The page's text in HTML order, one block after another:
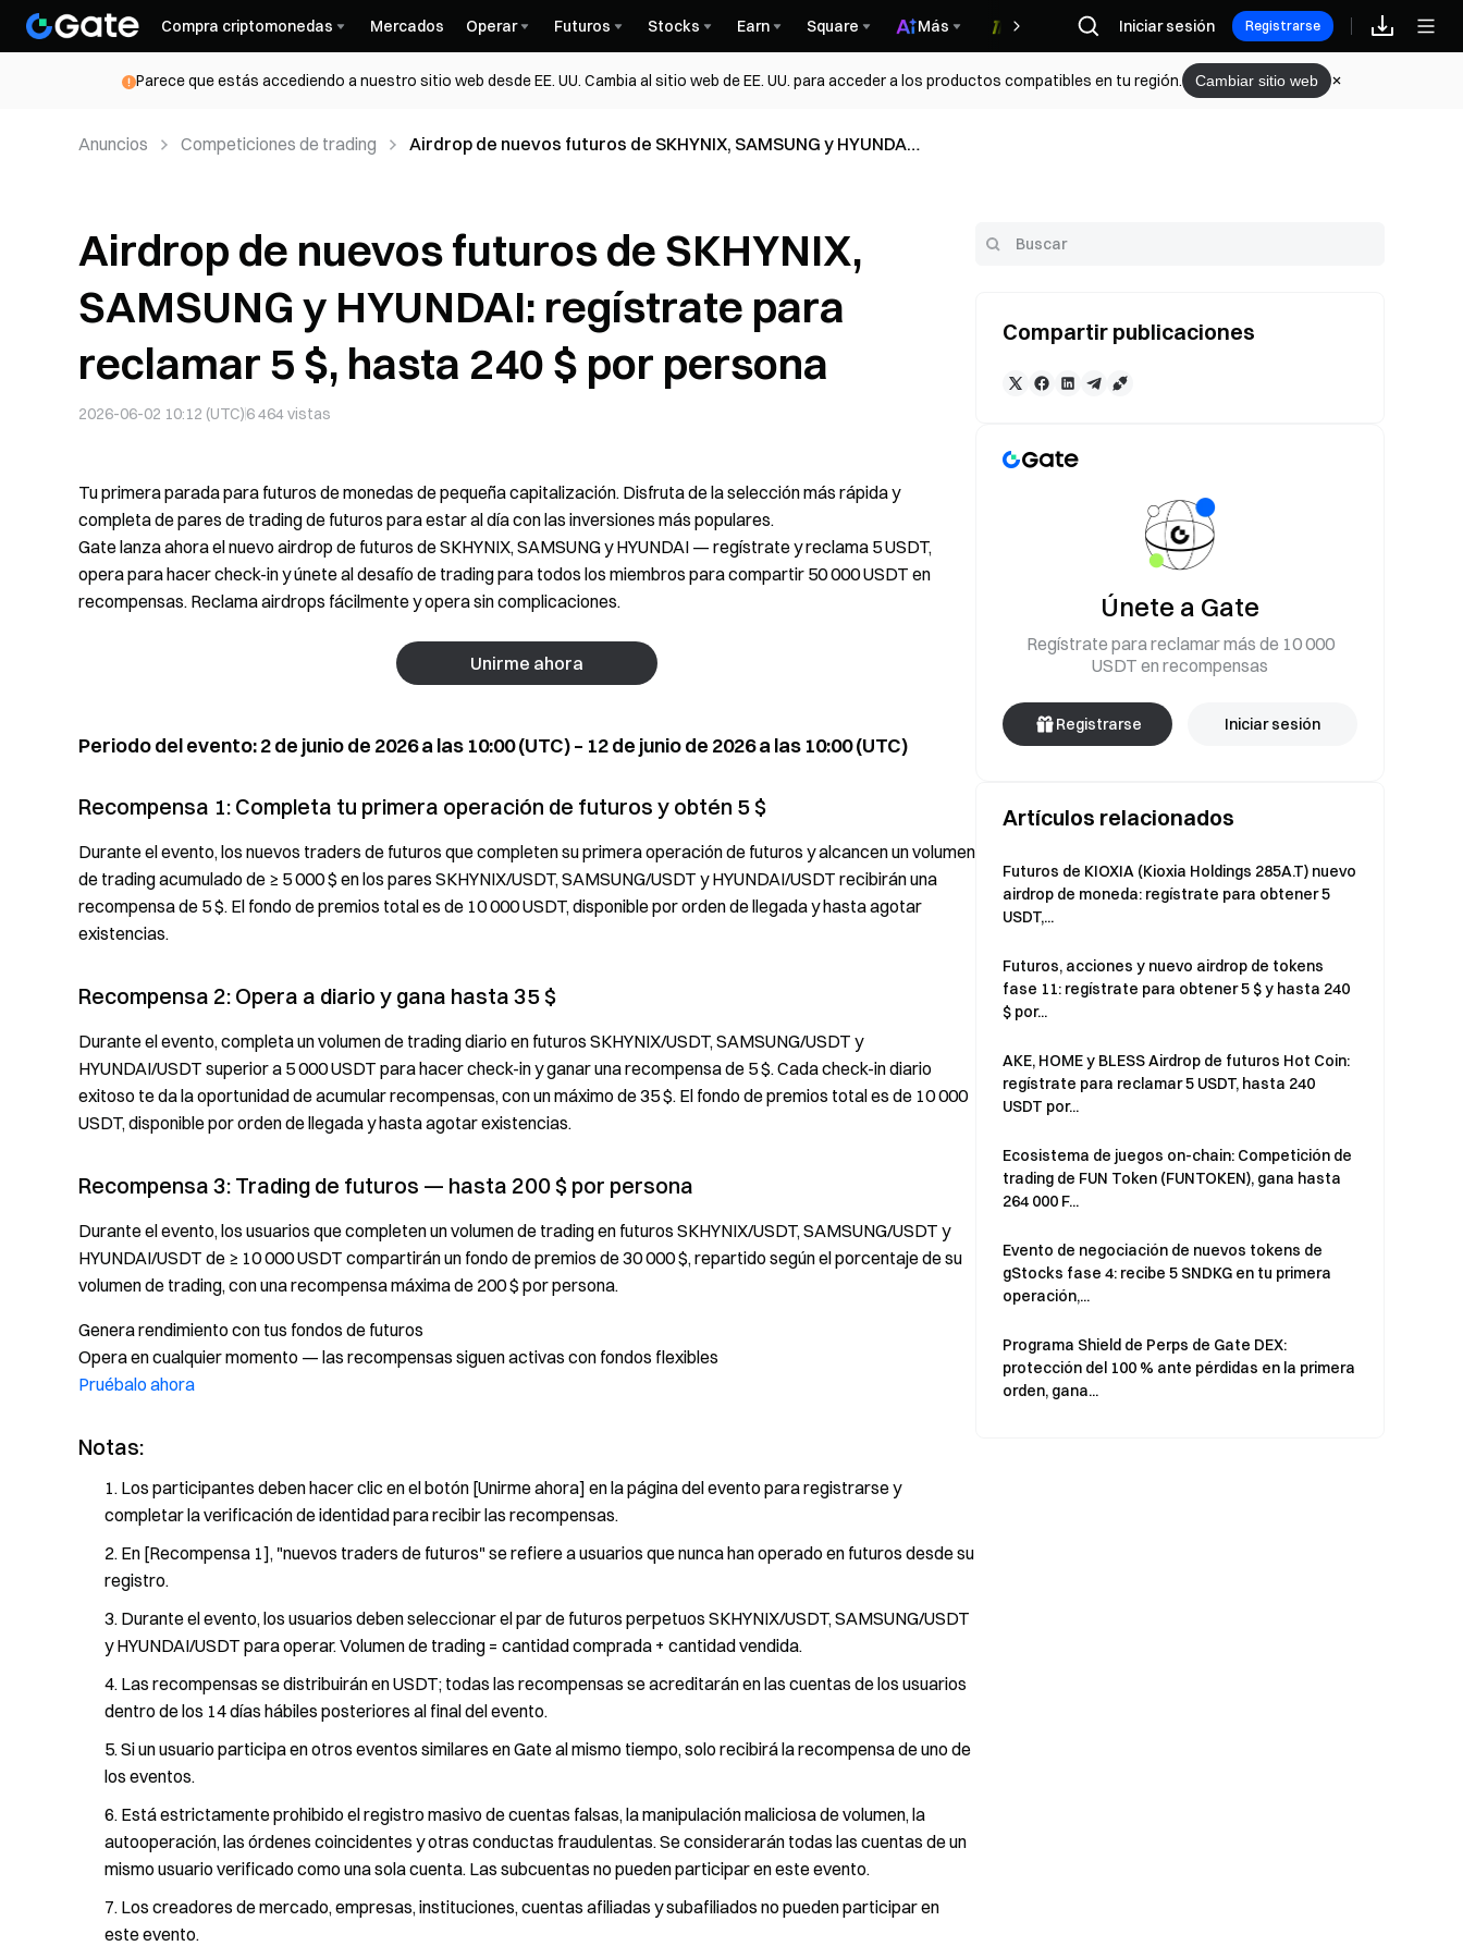
Compra criptomonedas Mercados Operar Futuros Stocks Earn Square Más Recompensas
Iniciar sesión Registrarse
Parece que estás accediendo a nuestro sitio web desde EE. UU. Cambia al sitio web de EE. UU. para acceder a los productos compatibles en tu región. Cambiar sitio web
Anuncios Competiciones de trading
Airdrop de nuevos futuros de SKHYNIX, SAMSUNG y HYUNDAI:
Airdrop de nuevos futuros de SKHYNIX,
SAMSUNG y HYUNDAI: regístrate para
reclamar 5 $, hasta 240 $ por persona
2026-06-02 10:12 (UTC)6 464vistas
Tu primera parada para futuros de monedas de pequeña capitalización. Disfruta de la selección más rápida y
completa de pares de trading de futuros para estar al día con las inversiones más populares.
Gate lanza ahora el nuevo airdrop de futuros de SKHYNIX, SAMSUNG y HYUNDAI — regístrate y reclama 5 USDT,
opera para hacer check-in y únete al desafío de trading para todos los miembros para compartir 50 000 USDT en
recompensas. Reclama airdrops fácilmente y opera sin complicaciones.
Unirme ahora
Periodo del evento: 2 de junio de 2026 a las 10:00 (UTC) – 12 de junio de 2026 a las 10:00 (UTC)
Recompensa 1: Completa tu primera operación de futuros y obtén 5 $
Durante el evento, los nuevos traders de futuros que completen su primera operación de futuros y alcancen un volumen
de trading acumulado de ≥ 5 000 $ en los pares SKHYNIX/USDT, SAMSUNG/USDT y HYUNDAI/USDT recibirán una
recompensa de 5 $. El fondo de premios total es de 10 000 USDT, disponible por orden de llegada y hasta agotar
existencias.
Recompensa 2: Opera a diario y gana hasta 35 $
Durante el evento, completa un volumen de trading diario en futuros SKHYNIX/USDT, SAMSUNG/USDT y
HYUNDAI/USDT superior a 5 000 USDT para hacer check-in y ganar una recompensa de 5 $. Cada check-in diario
exitoso te da la oportunidad de acumular recompensas, con un máximo de 35 $. El fondo de premios total es de 10 000
USDT, disponible por orden de llegada y hasta agotar existencias.
Recompensa 3: Trading de futuros — hasta 200 $ por persona
Durante el evento, los usuarios que completen un volumen de trading en futuros SKHYNIX/USDT, SAMSUNG/USDT y
HYUNDAI/USDT de ≥ 10 000 USDT compartirán un fondo de premios de 30 000 $, repartido según el porcentaje de su
volumen de trading, con una recompensa máxima de 200 $ por persona.
Genera rendimiento con tus fondos de futuros
Opera en cualquier momento — las recompensas siguen activas con fondos flexibles
Pruébalo ahora
Notas:
Los participantes deben hacer clic en el botón [Unirme ahora] en la página del evento para registrarse y
completar la verificación de identidad para recibir las recompensas.
En [Recompensa 1], "nuevos traders de futuros" se refiere a usuarios que nunca han operado en futuros desde su
registro.
Durante el evento, los usuarios deben seleccionar el par de futuros perpetuos SKHYNIX/USDT, SAMSUNG/USDT
y HYUNDAI/USDT para operar. Volumen de trading = cantidad comprada + cantidad vendida.
Las recompensas se distribuirán en USDT; todas las recompensas se acreditarán en las cuentas de los usuarios
dentro de los 14 días hábiles posteriores al final del evento.
Si un usuario participa en otros eventos similares en Gate al mismo tiempo, solo recibirá la recompensa de uno de
los eventos.
Está estrictamente prohibido el registro masivo de cuentas falsas, la manipulación maliciosa de volumen, la
autooperación, las órdenes coincidentes y otras conductas fraudulentas. Se considerarán todas las cuentas de un
mismo usuario verificado como una sola cuenta. Las subcuentas no pueden participar en este evento.
Los creadores de mercado, empresas, instituciones, cuentas afiliadas y subafiliados no pueden participar en
este evento.
Compartir publicaciones
Únete a Gate
Regístrate para reclamar más de 10 000
USDT en recompensas
Registrarse Iniciar sesión
Artículos relacionados
Futuros de KIOXIA (Kioxia Holdings 285A.T) nuevo
airdrop de moneda: regístrate para obtener 5
USDT,...
Futuros, acciones y nuevo airdrop de tokens
fase 11: regístrate para obtener 5 $ y hasta 240
$ por...
AKE, HOME y BLESS Airdrop de futuros Hot Coin:
regístrate para reclamar 5 USDT, hasta 240
USDT por...
Ecosistema de juegos on-chain: Competición de
trading de FUN Token (FUNTOKEN), gana hasta
264 000 F...
Evento de negociación de nuevos tokens de
gStocks fase 4: recibe 5 SNDKG en tu primera
operación,...
Programa Shield de Perps de Gate DEX:
protección del 100 % ante pérdidas en la primera
orden, gana...